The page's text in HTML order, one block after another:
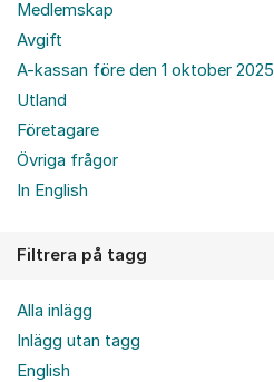
Medlemskap
Avgift
A-kassan före den 1 oktober 2025
Utland
Företagare
Övriga frågor
In English
Filtrera på tagg
Alla inlägg
Inlägg utan tagg
English